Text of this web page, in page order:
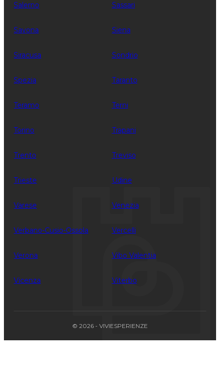
Salerno Sassari
Savona Siena
Siracusa Sondrio
Spezia Taranto
Teramo Terni
Torino Trapani
Trento Treviso
Trieste Udine
Varese Venezia
Verbano-Cusio-Ossola Vercelli
Verona Vibo Valentia
Vicenza Viterbo
© 2026 - VIVIESPERIENZE